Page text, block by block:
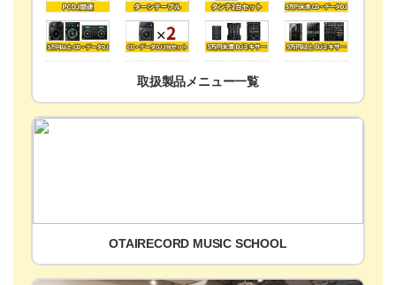
取扱製品メニュー一覧
OTAIRECORD MUSIC SCHOOL